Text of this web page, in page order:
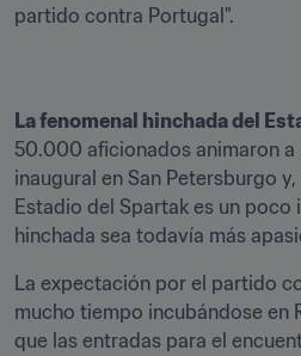
partido contra Portugal".
La fenomenal hinchada del
50.000 aficionados animaron a
inaugural en San Petersburgo
Estadio del Spartak es un poco
hinchada sea todavía más
La expectación por el partido
mucho tiempo incubándose en
que las entradas para el